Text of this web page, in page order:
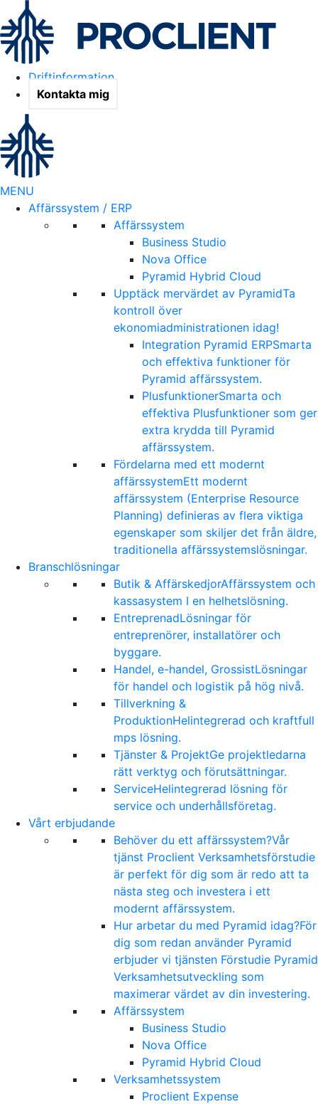
Driftinformation
Kontakta mig
MENU
Affärssystem / ERP
Affärssystem
Business Studio
Nova Office
Pyramid Hybrid Cloud
Upptäck mervärdet av PyramidTa
kontroll över
ekonomiadministrationen idag!
Integration Pyramid ERPSmarta
och effektiva funktioner för
Pyramid affärssystem.
PlusfunktionerSmarta och
effektiva Plusfunktioner som ger
extra krydda till Pyramid
affärssystem.
Fördelarna med ett modernt
affärssystemEtt modernt
affärssystem (Enterprise Resource
Planning) definieras av flera viktiga
egenskaper som skiljer det från äldre,
traditionella affärssystemslösningar.
Branschlösningar
Butik & AffärskedjorAffärssystem och
kassasystem I en helhetslösning.
EntreprenadLösningar för
entreprenörer, installatörer och
byggare.
Handel, e-handel, GrossistLösningar
för handel och logistik på hög nivå.
Tillverkning &
ProduktionHelintegrerad och kraftfull
mps lösning.
Tjänster & ProjektGe projektledarna
rätt verktyg och förutsättningar.
ServiceHelintegrerad lösning för
service och underhållsföretag.
Vårt erbjudande
Behöver du ett affärssystem?Vår
tjänst Proclient Verksamhetsförstudie
är perfekt för dig som är redo att ta
nästa steg och investera i ett
modernt affärssystem.
Hur arbetar du med Pyramid idag?För
dig som redan använder Pyramid
erbjuder vi tjänsten Förstudie Pyramid
Verksamhetsutveckling som
maximerar värdet av din investering.
Affärssystem
Business Studio
Nova Office
Pyramid Hybrid Cloud
Verksamhetssystem
Proclient Expense